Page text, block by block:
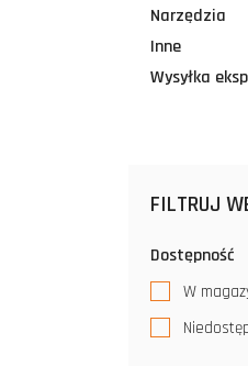
Narzędzia
Inne
Wysyłka
FILTRUJ
Dostępność
W